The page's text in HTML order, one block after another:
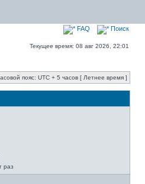
FAQ Поиск
Текущее время: 08 авг 2026, 22:01
пояс: UTC + 5 часов [ Летнее время ]
раз